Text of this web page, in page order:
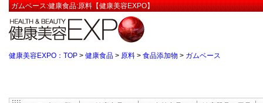
ガムベース:健康食品:原料【健康美容EXPO】
健康美容EXPO：TOP > 健康食品 > 原料 > 食品添加物 > ガムベース